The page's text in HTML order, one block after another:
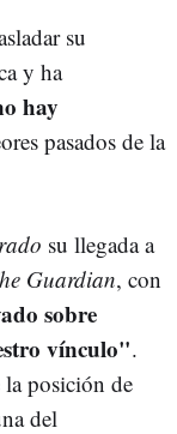
su
y ha
hay
pasados de la
su llegada a
Guardian, con
sobre
vínculo".
posición de
del